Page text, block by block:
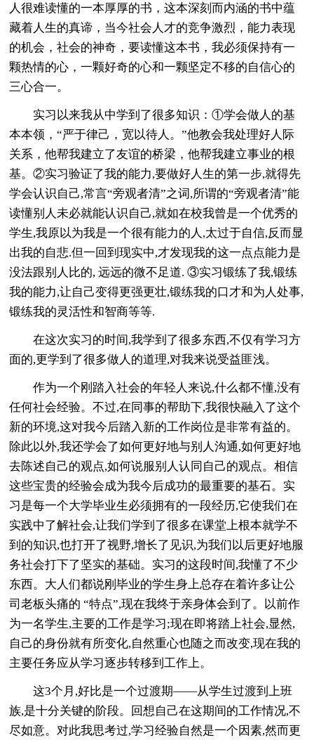
人很难读懂的一本厚厚的书，这本深刻而内涵的书中蕴
藏着人生的真谛，当今社会人才的竞争激烈，能力表现
的机会，社会的神奇，要读懂这本书，我必须保持有一
颗热情的心，一颗好奇的心和一颗坚定不移的自信心的
三心合一。
实习以来我从中学到了很多知识：①学会做人的基
本本领，“严于律己，宽以待人。”他教会我处理好人际
关系，他帮我建立了友谊的桥梁，他帮我建立事业的根
基。②实习验证了我的能力,要做好人生的第一步,就得先
学会认识自己,常言“旁观者清”之词,所谓的“旁观者清”能
读懂别人未必就能认识自己,就如在校我曾是一个优秀的
学生,我原以为我是一个很有能力的人,太过于自信,反而显
出我的自悲.但一回到现实中,才发现我的这一点点能力是
没法跟别人比的, 远远的微不足道. ③实习锻练了我,锻练
我的能力,让自己变得更强更壮,锻练我的口才和为人处事,
锻练我的灵活性和智商等等.
在这次实习的时间,我学到了很多东西,不仅有学习方
面的,更学到了很多做人的道理,对我来说受益匪浅。
作为一个刚踏入社会的年轻人来说,什么都不懂,没有
任何社会经验。不过,在同事的帮助下,我很快融入了这个
新的环境,这对我今后踏入新的工作岗位是非常有益的。
除此以外,我还学会了如何更好地与别人沟通,如何更好地
去陈述自己的观点,如何说服别人认同自己的观点。相信
这些宝贵的经验会成为我今后成功的最重要的基石。实
习是每一个大学毕业生必须拥有的一段经历,它使我们在
实践中了解社会,让我们学到了很多在课堂上根本就学不
到的知识,也打开了视野,增长了见识,为我们以后更好地服
务社会打下了坚实的基础。实习的这段时间,我懂了不少
东西。大人们都说刚毕业的学生身上总存在着许多让公
司老板头痛的 “特点”,现在我终于亲身体会到了。以前作
为一名学生,主要的工作是学习;现在即将踏上社会,显然,
自己的身份就有所变化,自然重心也随之而改变,现在我的
主要任务应从学习逐步转移到工作上。
这3个月,好比是一个过渡期——从学生过渡到上班
族,是十分关键的阶段。回想自己在这期间的工作情况,不
尽如意。对此我思考过,学习经验自然是一个因素,然而更